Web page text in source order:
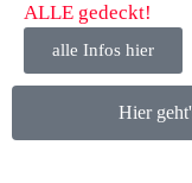
ALLE gedeckt!
alle Infos hier
Hier